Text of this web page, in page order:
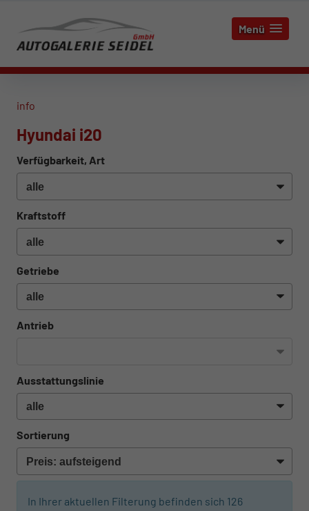
Menü
info
Hyundai i20
Verfügbarkeit, Art
Kraftstoff
Getriebe
Antrieb
Ausstattungslinie
Sortierung
In Ihrer aktuellen Filterung befinden sich 126